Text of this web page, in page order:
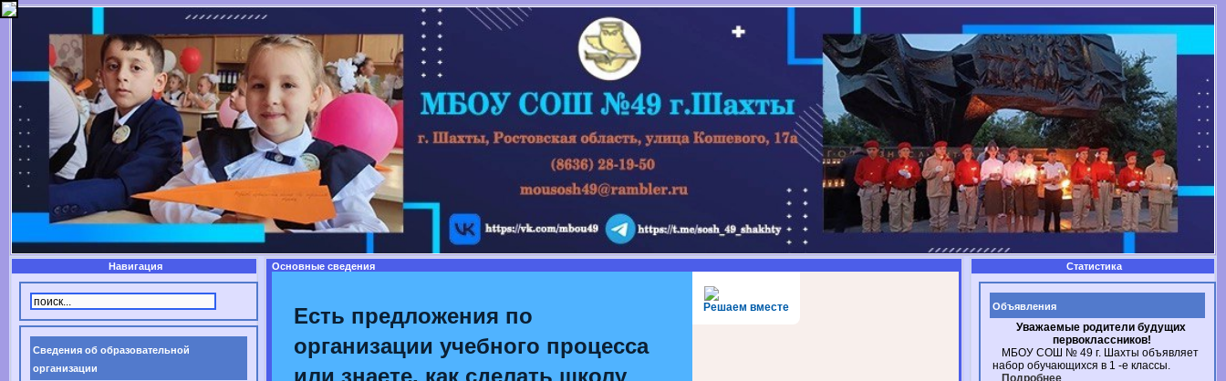
Навигация
Сведения об образовательной
организации
Основные сведения
Решаем вместе
Есть предложения по
организации учебного процесса
или знаете, как сделать школу
Статистика
Объявления
Уважаемые родители будущих
первоклассников!
МБОУ СОШ № 49 г. Шахты объявляет
набор обучающихся в 1 -е классы.
Подробнее